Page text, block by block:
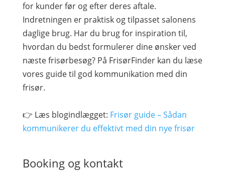
for kunder før og efter deres aftale.
Indretningen er praktisk og tilpasset salonens
daglige brug. Har du brug for inspiration til,
hvordan du bedst formulerer dine ønsker ved
næste frisørbesøg? På FrisørFinder kan du læse
vores guide til god kommunikation med din
frisør.
👉 Læs blogindlægget: Frisør guide – Sådan
kommunikerer du effektivt med din nye frisør
Booking og kontakt